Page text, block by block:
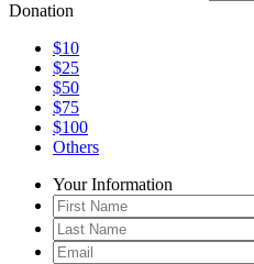
Donation
$10
$25
$50
$75
$100
Others
Your Information